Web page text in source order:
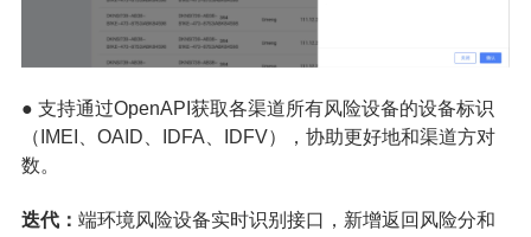
● 支持通过OpenAPI获取各渠道所有风险设备的设备标识
（IMEI、OAID、IDFA、IDFV），协助更好地和渠道方对
数。
迭代： 端环境风险设备实时识别接口，新增返回风险分和